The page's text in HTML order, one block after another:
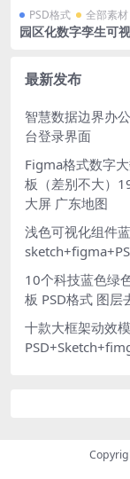
PSD格式 全部素材
园区化数字孪生可
最新发布
智慧数据边界办
台登录界面
Figma格式数字
板（差别不大）
大屏 广东地图
浅色可视化组件
10个科技蓝色绿
板 PSD格式 图层
十款大框架动效